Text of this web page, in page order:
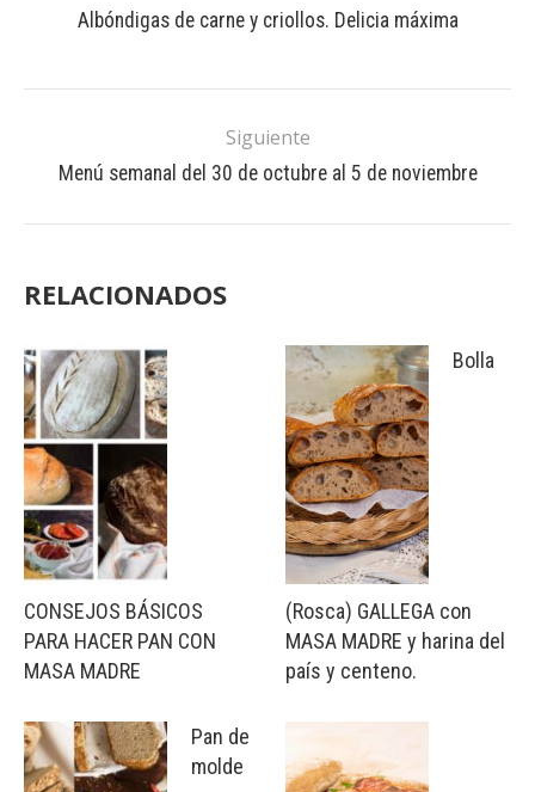
Albóndigas de carne y criollos. Delicia máxima
Siguiente
Menú semanal del 30 de octubre al 5 de noviembre
RELACIONADOS
CONSEJOS BÁSICOS
PARA HACER PAN CON
MASA MADRE
Pan de
molde
Bolla
(Rosca) GALLEGA con
MASA MADRE y harina del
país y centeno.